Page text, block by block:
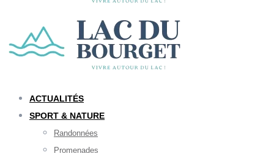
ACTUALITÉS
SPORT & NATURE
Randonnées
Promenades